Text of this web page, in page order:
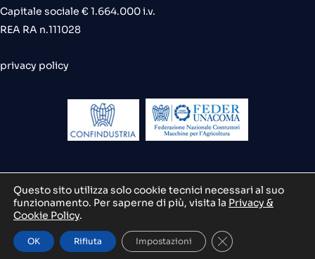
Capitale sociale € 1.664.000 i.v.
REA RA n.111028
privacy policy
credits
Questo sito utilizza solo cookie tecnici necessari al suo
funzionamento. Per saperne di più, visita la Privacy &
Cookie Policy.
OK Rifiuta Impostazioni Close GDPR